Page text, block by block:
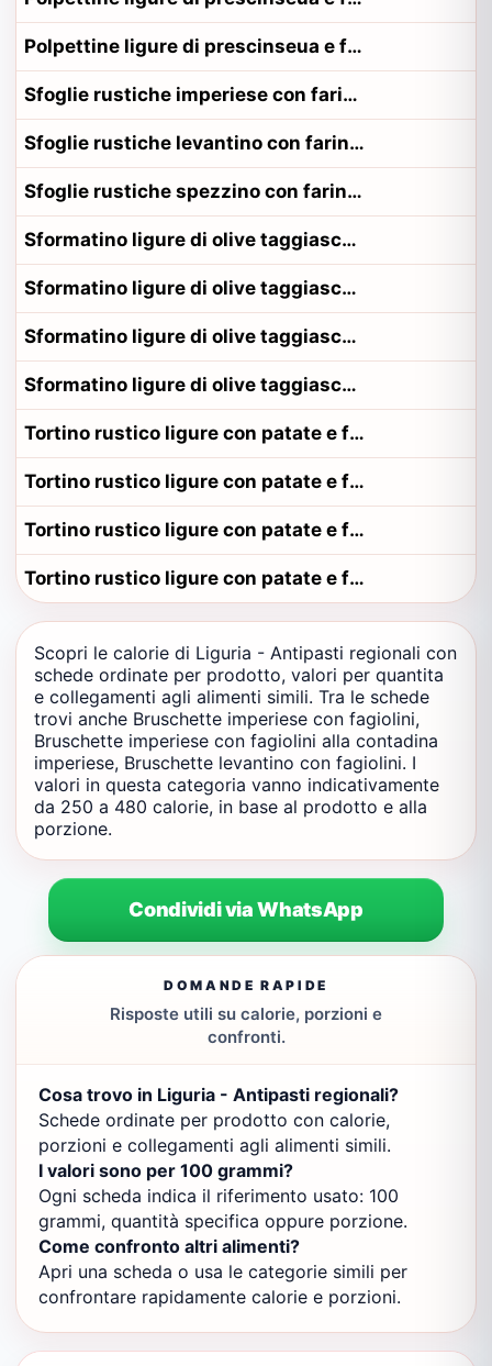
Polpettine ligure di prescinseua e fagiolini alla contadina savonese
Sfoglie rustiche imperiese con farinata
Sfoglie rustiche levantino con farinata
Sfoglie rustiche spezzino con farinata
Sformatino ligure di olive taggiasche e pinoli
Sformatino ligure di olive taggiasche e pinoli alla contadina genovese
Sformatino ligure di olive taggiasche e pinoli alla contadina riviera
Sformatino ligure di olive taggiasche e pinoli alla contadina savonese
Tortino rustico ligure con patate e farinata
Tortino rustico ligure con patate e farinata alla contadina genovese
Tortino rustico ligure con patate e farinata alla contadina riviera
Tortino rustico ligure con patate e farinata alla contadina savonese
Scopri le calorie di Liguria - Antipasti regionali con
schede ordinate per prodotto, valori per quantita
e collegamenti agli alimenti simili. Tra le schede
trovi anche Bruschette imperiese con fagiolini,
Bruschette imperiese con fagiolini alla contadina
imperiese, Bruschette levantino con fagiolini. I
valori in questa categoria vanno indicativamente
da 250 a 480 calorie, in base al prodotto e alla
porzione.
Condividi via WhatsApp
DOMANDE RAPIDE
Risposte utili su calorie, porzioni e
confronti.
Cosa trovo in Liguria - Antipasti regionali?
Schede ordinate per prodotto con calorie,
porzioni e collegamenti agli alimenti simili.
I valori sono per 100 grammi?
Ogni scheda indica il riferimento usato: 100
grammi, quantità specifica oppure porzione.
Come confronto altri alimenti?
Apri una scheda o usa le categorie simili per
confrontare rapidamente calorie e porzioni.